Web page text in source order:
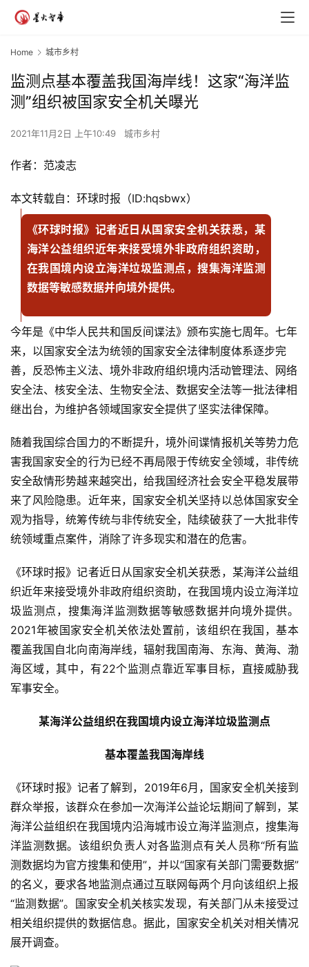
Home 城市乡村
监测点基本覆盖我国海岸线！这家“海洋监
测”组织被国家安全机关曝光
2021年11月2日 上午10:49 城市乡村
作者：范凌志
本文转载自：环球时报（ID:hqsbwx）
《环球时报》记者近日从国家安全机关获悉，某
海洋公益组织近年来接受境外非政府组织资助，
在我国境内设立海洋垃圾监测点，搜集海洋监测
数据等敏感数据并向境外提供。
今年是《中华人民共和国反间谍法》颁布实施七周年。七年
来，以国家安全法为统领的国家安全法律制度体系逐步完
善，反恐怖主义法、境外非政府组织境内活动管理法、网络
安全法、核安全法、生物安全法、数据安全法等一批法律相
继出台，为维护各领域国家安全提供了坚实法律保障。
随着我国综合国力的不断提升，境外间谍情报机关等势力危
害我国家安全的行为已经不再局限于传统安全领域，非传统
安全敌情形势越来越突出，给我国经济社会安全平稳发展带
来了风险隐患。近年来，国家安全机关坚持以总体国家安全
观为指导，统筹传统与非传统安全，陆续破获了一大批非传
统领域重点案件，消除了许多现实和潜在的危害。
《环球时报》记者近日从国家安全机关获悉，某海洋公益组
织近年来接受境外非政府组织资助，在我国境内设立海洋垃
圾监测点，搜集海洋监测数据等敏感数据并向境外提供。
2021年被国家安全机关依法处置前，该组织在我国，基本
覆盖我国自北向南海岸线，辐射我国南海、东海、黄海、渤
海区域，其中，有22个监测点靠近军事目标，直接威胁我
军事安全。
某海洋公益组织在我国境内设立海洋垃圾监测点
基本覆盖我国海岸线
《环球时报》记者了解到，2019年6月，国家安全机关接到
群众举报，该群众在参加一次海洋公益论坛期间了解到，某
海洋公益组织在我国境内沿海城市设立海洋监测点，搜集海
洋监测数据。该组织负责人对各监测点有关人员称“所有监
测数据均为官方搜集和使用”，并以“国家有关部门需要数据”
的名义，要求各地监测点通过互联网每两个月向该组织上报
“监测数据”。国家安全机关核实发现，有关部门从未接受过
相关组织提供的数据信息。据此，国家安全机关对相关情况
展开调查。